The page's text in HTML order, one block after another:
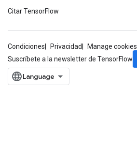
Citar TensorFlow
Condiciones Privacidad
Manage cookies
Suscríbete a la newsletter de TensorFlow